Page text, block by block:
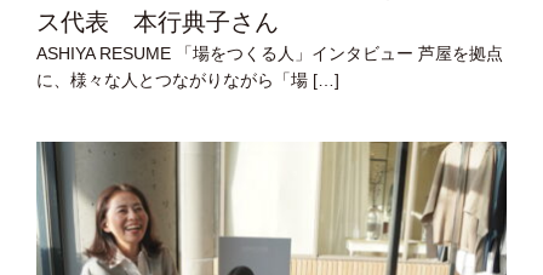
ス代表 本行典子さん
ASHIYA RESUME 「場をつくる人」インタビュー 芦屋を拠点
に、様々な人とつながりながら「場 […]